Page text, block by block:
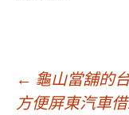
文
← 龜山當舖的
方便屏東汽車